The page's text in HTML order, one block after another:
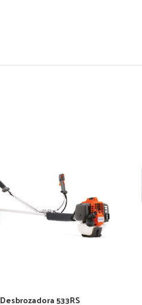
AÑADIR AL CARRITO
Desbrozadora 533RS